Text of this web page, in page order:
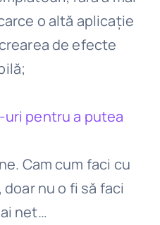
o altă aplicație
de efecte
uri pentru a putea
Cam cum faci cu
nu o fi să faci
net…